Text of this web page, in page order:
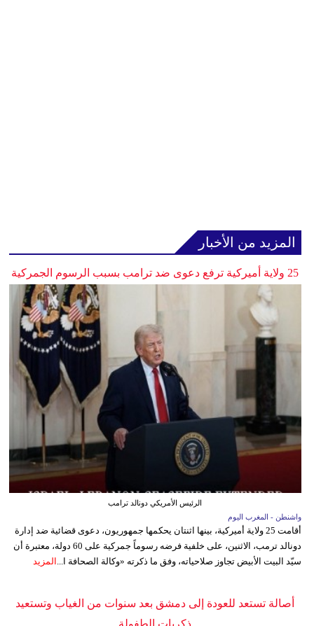
المزيد من الأخبار
25 ولاية أميركية ترفع دعوى ضد ترامب بسبب الرسوم الجمركية
الرئيس الأمريكي دونالد ترامب
واشنطن - المغرب اليوم
أقامت 25 ولاية أميركية، بينها اثنتان يحكمها جمهوريون، دعوى قضائية ضد إدارة
دونالد ترمب، الاثنين، على خلفية فرضه رسوماً جمركية على 60 دولة، معتبرة أن
سيّد البيت الأبيض تجاوز صلاحياته، وفق ما ذكرته «وكالة الصحافة ا... المزيد
أصالة تستعد للعودة إلى دمشق بعد سنوات من الغياب وتستعيد
ذكريات الطفولة